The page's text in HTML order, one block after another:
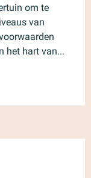
om te
van
het hart van...